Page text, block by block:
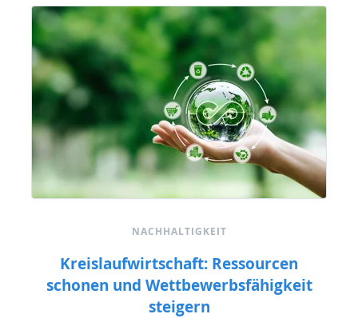
NACHHALTIGKEIT
Kreislaufwirtschaft: Ressourcen
schonen und Wettbewerbsfähigkeit
steigern